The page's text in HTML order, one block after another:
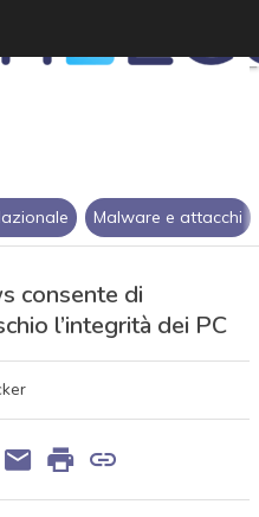
Malware e attacchi
consente di
l’integrità dei PC